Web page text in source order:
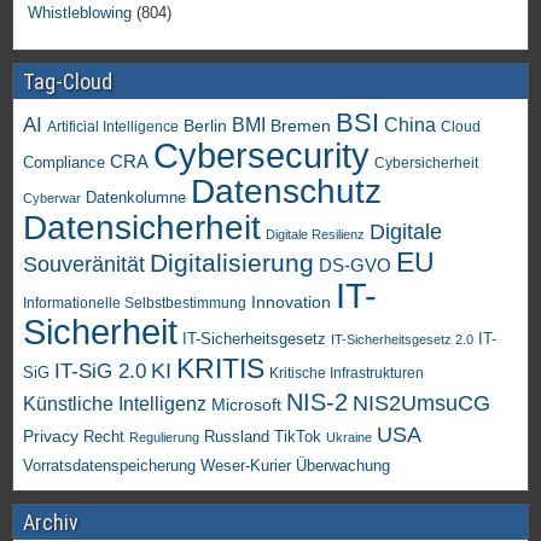
Whistleblowing (804)
Tag-Cloud
AI Artificial Intelligence Berlin BMI Bremen BSI China Cloud
Compliance CRA Cybersecurity Cybersicherheit
Cyberwar Datenkolumne Datenschutz
Datensicherheit Digitale Resilienz Digitale
Souveränität Digitalisierung DS-GVO EU
Informationelle Selbstbestimmung Innovation IT-
Sicherheit IT-Sicherheitsgesetz IT-Sicherheitsgesetz 2.0
IT-
SiG IT-SiG 2.0 KI KRITIS Kritische Infrastrukturen
Künstliche Intelligenz Microsoft NIS-2 NIS2UmsuCG
Privacy Recht Regulierung Russland TikTok Ukraine USA
Vorratsdatenspeicherung Weser-Kurier Überwachung
Archiv